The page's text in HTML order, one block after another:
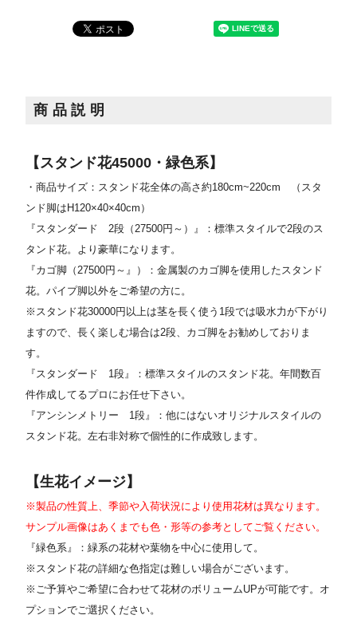
商品説明
【スタンド花45000・緑色系】
・商品サイズ：スタンド花全体の高さ約180cm~220cm
（スタ
ンド脚はH120×40×40cm）
『スタンダード 2段（27500円～）』：標準スタイルで2段のス
タンド花。より豪華になります。
『カゴ脚（27500円～』）：金属製のカゴ脚を使用したスタンド
花。パイプ脚以外をご希望の方に。
※スタンド花30000円以上は茎を長く使う1段では吸水力が下がり
ますので、長く楽しむ場合は2段、カゴ脚をお勧めしておりま
す。
『スタンダード 1段』：標準スタイルのスタンド花。年間数百
件作成してるプロにお任せ下さい。
『アンシンメトリー 1段』：他にはないオリジナルスタイルの
スタンド花。左右非対称で個性的に作成致します。
【生花イメージ】
※製品の性質上、季節や入荷状況により使用花材は異なります。
サンプル画像はあくまでも色・形等の参考としてご覧ください。
『緑色系』：緑系の花材や葉物を中心に使用して。
※スタンド花の詳細な色指定は難しい場合がございます。
※ご予算やご希望に合わせて花材のボリュームUPが可能です。オ
プションでご選択ください。